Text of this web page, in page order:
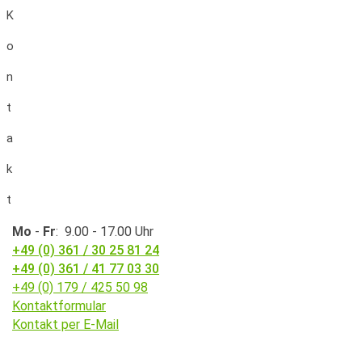
K
o
n
t
a
k
t
Mo - Fr: 9.00 - 17.00 Uhr
+49 (0) 361 / 30 25 81 24
+49 (0) 361 / 41 77 03 30
+49 (0) 179 / 425 50 98
Kontaktformular
Kontakt per E-Mail